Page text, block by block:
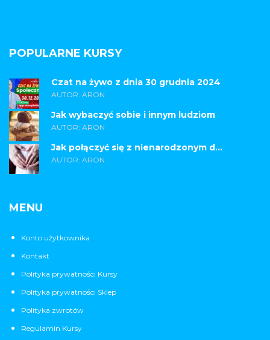
POPULARNE KURSY
Czat na żywo z dnia 30 grudnia 2024
AUTOR: ARON
Jak wybaczyć sobie i innym ludziom
AUTOR: ARON
Jak połączyć się z nienarodzonym d...
AUTOR: ARON
MENU
Konto użytkownika
Kontakt
Polityka prywatności Kursy
Polityka prywatności Sklep
Polityka zwrotów
Regulamin Kursy